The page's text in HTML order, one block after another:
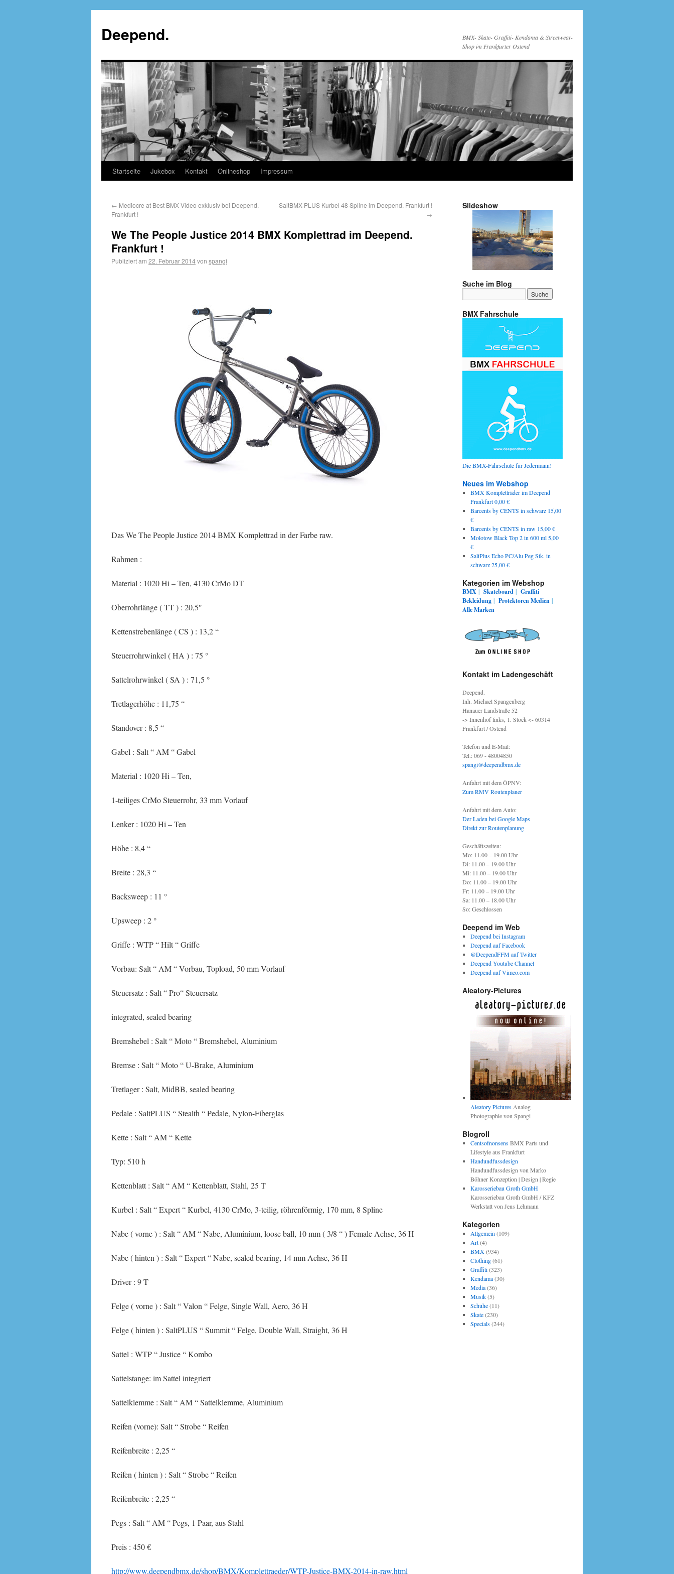
Deepend.
BMX- Skate- Graffiti- Kendama & Streetwear-
Shop im Frankfurter Ostend
Startseite Jukebox Kontakt Onlineshop Impressum
← Mediocre at Best BMX Video exklusiv bei Deepend.
Frankfurt !
SaltBMX-PLUS Kurbel 48 Spline im Deepend. Frankfurt !
→
We The People Justice 2014 BMX Komplettrad im Deepend.
Frankfurt !
Publiziert am 22. Februar 2014von spangi
Das We The People Justice 2014 BMX Komplettrad in der Farbe raw.
Rahmen :
Material : 1020 Hi – Ten, 4130 CrMo DT
Oberrohrlänge ( TT ) : 20,5″
Kettenstrebenlänge ( CS ) : 13,2 “
Steuerrohrwinkel ( HA ) : 75 °
Sattelrohrwinkel ( SA ) : 71,5 °
Tretlagerhöhe : 11,75 “
Standover : 8,5 “
Gabel : Salt “ AM “ Gabel
Material : 1020 Hi – Ten,
1-teiliges CrMo Steuerrohr, 33 mm Vorlauf
Lenker : 1020 Hi – Ten
Höhe : 8,4 “
Breite : 28,3 “
Backsweep : 11 °
Upsweep : 2 °
Griffe : WTP “ Hilt “ Griffe
Vorbau: Salt “ AM “ Vorbau, Topload, 50 mm Vorlauf
Steuersatz : Salt “ Pro“ Steuersatz
integrated, sealed bearing
Bremshebel : Salt “ Moto “ Bremshebel, Aluminium
Bremse : Salt “ Moto “ U-Brake, Aluminium
Tretlager : Salt, MidBB, sealed bearing
Pedale : SaltPLUS “ Stealth “ Pedale, Nylon-Fiberglas
Kette : Salt “ AM “ Kette
Typ: 510 h
Kettenblatt : Salt “ AM “ Kettenblatt, Stahl, 25 T
Kurbel : Salt “ Expert “ Kurbel, 4130 CrMo, 3-teilig, röhrenförmig, 170 mm, 8 Spline
Nabe ( vorne ) : Salt “ AM “ Nabe, Aluminium, loose ball, 10 mm ( 3/8 “ ) Female Achse, 36 H
Nabe ( hinten ) : Salt “ Expert “ Nabe, sealed bearing, 14 mm Achse, 36 H
Driver : 9 T
Felge ( vorne ) : Salt “ Valon “ Felge, Single Wall, Aero, 36 H
Felge ( hinten ) : SaltPLUS “ Summit “ Felge, Double Wall, Straight, 36 H
Sattel : WTP “ Justice “ Kombo
Sattelstange: im Sattel integriert
Sattelklemme : Salt “ AM “ Sattelklemme, Aluminium
Reifen (vorne): Salt “ Strobe “ Reifen
Reifenbreite : 2,25 “
Reifen ( hinten ) : Salt “ Strobe “ Reifen
Reifenbreite : 2,25 “
Pegs : Salt “ AM “ Pegs, 1 Paar, aus Stahl
Preis : 450 €
http://www.deependbmx.de/shop/BMX/Komplettraeder/WTP-Justice-BMX-2014-in-raw.html
Slideshow
Suche im Blog
BMX Fahrschule
Die BMX-Fahrschule für Jedermann!
Neues im Webshop
BMX Kompletträder im Deepend
Frankfurt 0,00 €
Barcents by CENTS in schwarz 15,00
€
Barcents by CENTS in raw 15,00 €
Molotow Black Top 2 in 600 ml 5,00
€
SaltPlus Echo PC/Alu Peg Stk. in
schwarz 25,00 €
Kategorien im Webshop
BMX | Skateboard | Graffiti
Bekleidung | ProtektorenMedien |
Alle Marken
Kontakt im Ladengeschäft
Deepend.
Inh. Michael Spangenberg
Hanauer Landstraße 52
-> Innenhof links, 1. Stock <- 60314
Frankfurt / Ostend
Telefon und E-Mail:
Tel.: 069 - 48004850
spangi@deependbmx.de
Anfahrt mit dem ÖPNV:
Zum RMV Routenplaner
Anfahrt mit dem Auto:
Der Laden bei Google Maps
Direkt zur Routenplanung
Geschäftszeiten:
Mo: 11.00 – 19.00 Uhr
Di: 11.00 – 19.00 Uhr
Mi: 11.00 – 19.00 Uhr
Do: 11.00 – 19.00 Uhr
Fr: 11.00 – 19.00 Uhr
Sa: 11.00 – 18.00 Uhr
So: Geschlossen
Deepend im Web
Deepend bei Instagram
Deepend auf Facebook
@DeependFFM auf Twitter
Deepend Youtube Channel
Deepend auf Vimeo.com
Aleatory-Pictures
Aleatory PicturesAnalog
Photographie von Spangi
Blogroll
CentsofnonsensBMX Parts und
Lifestyle aus Frankfurt
Handundfussdesign
Handundfussdesign von Marko
Böhner Konzeption | Design | Regie
Karosseriebau Groth GmbH
Karosseriebau Groth GmbH / KFZ
Werkstatt von Jens Lehmann
Kategorien
Allgemein (109)
Art(4)
BMX(934)
Clothing(61)
Graffiti(323)
Kendama(30)
Media(36)
Musik(5)
Schuhe(11)
Skate(230)
Specials(244)